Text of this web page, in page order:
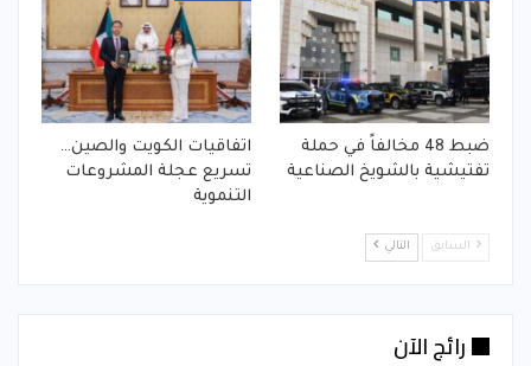
ضبط 48 مخالفاً في حملة
تفتيشية بالشويخ الصناعية
اتفاقيات الكويت والصين…
تسريع عجلة المشروعات
التنموية
السابق التالي
رائج الآن